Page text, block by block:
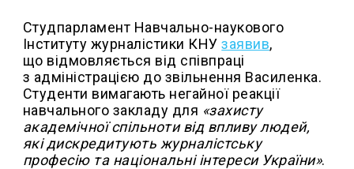
Студпарламент Навчально-наукового
Інституту журналістики КНУзаявив,
що відмовляється від співпраці
з адміністрацією до звільнення Василенка.
Студенти вимагають негайної реакції
навчального закладу для «захисту
академічної спільноти від впливу людей,
які дискредитують журналістську
професію та національні інтереси України».